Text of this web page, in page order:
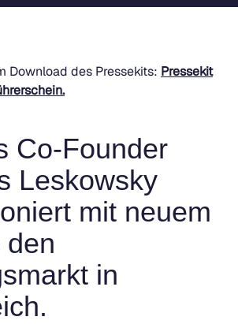
Download des Pressekits: Pressekit
Co-Founder
Leskowsky
mit neuem
den
in